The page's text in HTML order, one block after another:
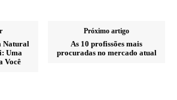
Natural
Uma
Você
Próximo artigo
As 10 profissões mais
procuradas no mercado atual